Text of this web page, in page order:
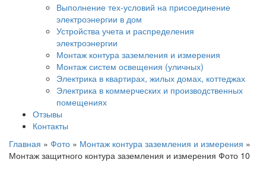
Выполнение тех-условий на присоединение
электроэнергии в дом
Устройства учета и распределения
электроэнергии
Монтаж контура заземления и измерения
Монтаж систем освещения (уличных)
Электрика в квартирах, жилых домах, коттеджах
Электрика в коммерческих и производственных
помещениях
Отзывы
Контакты
Главная » Фото » Монтаж контура заземления и измерения »
Монтаж защитного контура заземления и измерения Фото 10